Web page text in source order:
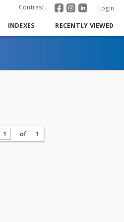
Contrast Login
INDEXES RECENTLY VIEWED
of 1